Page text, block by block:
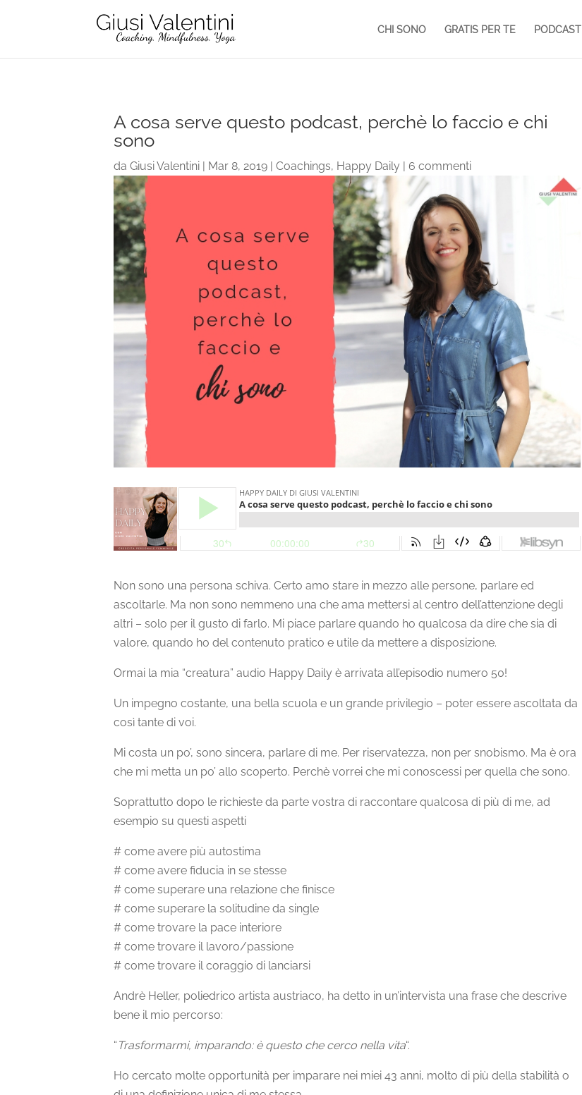
CHI SONO GRATIS PER TE PODCAST
A cosa serve questo podcast, perchè lo faccio e chi
sono
daGiusi Valentini | Mar 8, 2019 |Coachings, Happy Daily | 6 commenti
Non sono una persona schiva. Certo amo stare in mezzo alle persone, parlare ed
ascoltarle. Ma non sono nemmeno una che ama mettersi al centro dell’attenzione degli
altri – solo per il gusto di farlo. Mi piace parlare quando ho qualcosa da dire che sia di
valore, quando ho del contenuto pratico e utile da mettere a disposizione.
Ormai la mia “creatura” audio Happy Daily è arrivata all’episodio numero 50!
Un impegno costante, una bella scuola e un grande privilegio – poter essere ascoltata da
così tante di voi.
Mi costa un po’, sono sincera, parlare di me. Per riservatezza, non per snobismo. Ma è ora
che mi metta un po’ allo scoperto. Perchè vorrei che mi conoscessi per quella che sono.
Soprattutto dopo le richieste da parte vostra di raccontare qualcosa di più di me, ad
esempio su questi aspetti
# come avere più autostima
# come avere fiducia in se stesse
# come superare una relazione che finisce
# come superare la solitudine da single
# come trovare la pace interiore
# come trovare il lavoro/passione
# come trovare il coraggio di lanciarsi
Andrè Heller, poliedrico artista austriaco, ha detto in un’intervista una frase che descrive
bene il mio percorso:
“ Trasformarmi, imparando: è questo che cerco nella vita“.
Ho cercato molte opportunità per imparare nei miei 43 anni, molto di più della stabilità o